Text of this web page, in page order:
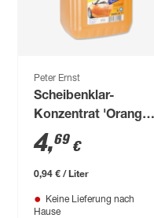
Peter Ernst
Scheibenklar-
Konzentrat 'Orange'
5 l
4,69 €
0,94 € / Liter
Keine Lieferung nach
Hause